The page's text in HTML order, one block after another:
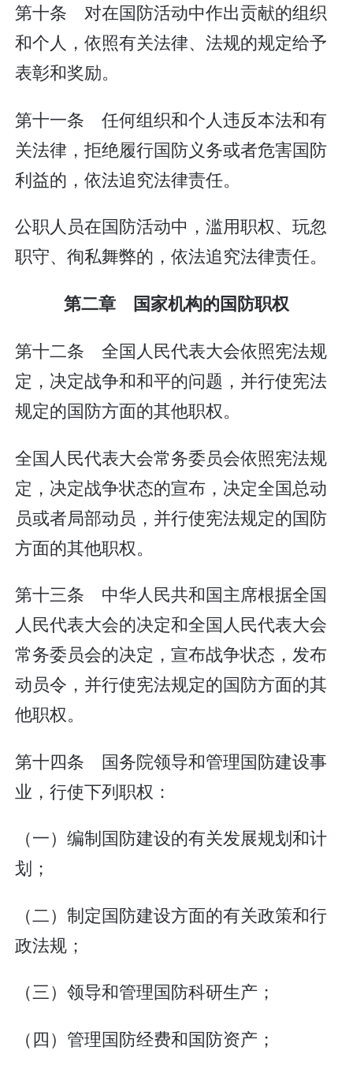
第十条 对在国防活动中作出贡献的组织
和个人，依照有关法律、法规的规定给予
表彰和奖励。
第十一条 任何组织和个人违反本法和有
关法律，拒绝履行国防义务或者危害国防
利益的，依法追究法律责任。
公职人员在国防活动中，滥用职权、玩忽
职守、徇私舞弊的，依法追究法律责任。
第二章 国家机构的国防职权
第十二条 全国人民代表大会依照宪法规
定，决定战争和和平的问题，并行使宪法
规定的国防方面的其他职权。
全国人民代表大会常务委员会依照宪法规
定，决定战争状态的宣布，决定全国总动
员或者局部动员，并行使宪法规定的国防
方面的其他职权。
第十三条 中华人民共和国主席根据全国
人民代表大会的决定和全国人民代表大会
常务委员会的决定，宣布战争状态，发布
动员令，并行使宪法规定的国防方面的其
他职权。
第十四条 国务院领导和管理国防建设事
业，行使下列职权：
（一）编制国防建设的有关发展规划和计
划；
（二）制定国防建设方面的有关政策和行
政法规；
（三）领导和管理国防科研生产；
（四）管理国防经费和国防资产；